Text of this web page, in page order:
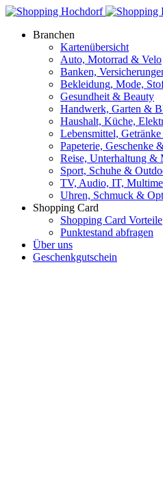
Branchen
Kartenübersicht
Auto, Motorrad & Velo
Banken,
Bekleidung, Mode,
Gesundheit & Beauty
Handwerk, Garten &
Haushalt, Küche,
Lebensmittel,
Papeterie, Geschenke
Reise, Unterhaltung &
Sport, Schuhe &
TV, Audio, IT,
Uhren, Schmuck &
Shopping Card
Shopping Card Vorteile
Punktestand abfragen
Über uns
Geschenkgutschein